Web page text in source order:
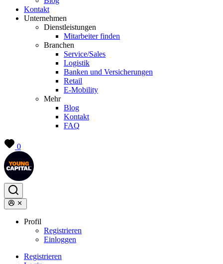
Kontakt
Unternehmen
Dienstleistungen
Mitarbeiter finden
Branchen
Service/Sales
Logistik
Banken und Versicherungen
Retail
E-Mobility
Mehr
Blog
Kontakt
FAQ
0
Profil
Registrieren
Einloggen
Registrieren